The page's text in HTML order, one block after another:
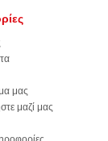
μας
μαζί μας